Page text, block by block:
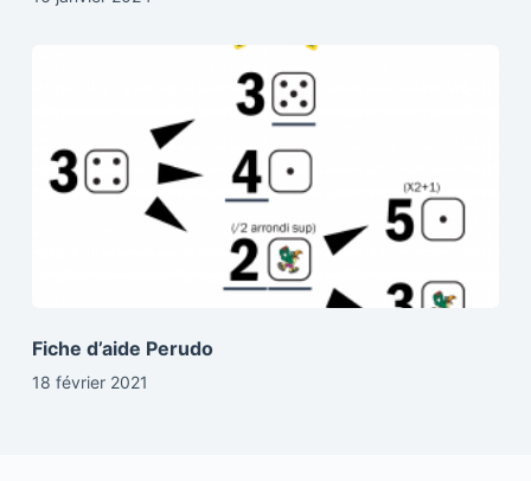
Fiche d’aide Perudo
18 février 2021